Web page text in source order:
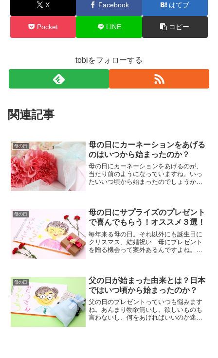
X Facebook はてブ
Pocket LINE コピー
tobiをフォローする
関連記事
母の日
母の日にカーネーションをあげる
のはいつから始まったのか？
母の日にカーネーションをあげるのが、
当たり前のようになっていますね。いっ
たいいつ頃から始まったのでしょうか？
んへの苦労をいたわり、お...
母の日
母の日にサプライズのプレゼント
で喜んでもらう！オススメ３選！
毎年来る母の日。それ以外にも誕生日に
クリスマス、結婚祝い…母にプレゼント
を贈る機会って案外あるんですよね。そ
レゼントの選択肢を紹介し...
母の日
父の日が始まった由来とは？日本
ではいつ頃から始まったのか？
父の日のプレゼントっていつも悩みます
ね。あんまり物欲無いし、欲しいものも
言わないし、何をあげればいいのか迷い